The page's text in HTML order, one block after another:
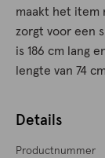
maakt het item
zorgt voor een
is 186 cm lang
lengte van 74
Details
Productnummer